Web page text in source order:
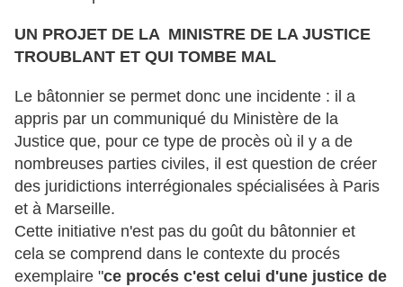
UN PROJET DE LA MINISTRE DE LA JUSTICE
TROUBLANT ET QUI TOMBE MAL
Le bâtonnier se permet donc une incidente : il a
appris par un communiqué du Ministère de la
Justice que, pour ce type de procès où il y a de
nombreuses parties civiles, il est question de créer
des juridictions interrégionales spécialisées à Paris
et à Marseille.
Cette initiative n'est pas du goût du bâtonnier et
cela se comprend dans le contexte du procés
exemplaire "ce procés c'est celui d'une justice de